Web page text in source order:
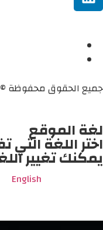
جميع الحقوق محفوظة © 2024
لغة الموقع
اختر اللغة
يمكنك تغيير
English